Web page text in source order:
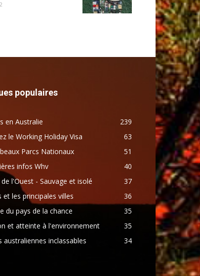
populaires
en Australie
239
le Working Holiday Visa
63
Parcs Nationaux
51
infos Whv
40
l'Ouest - Sauvage et isolé
37
et les principales villes
36
du pays de la chance
35
et atteinte à l'environnement
35
australiennes inclassables
34